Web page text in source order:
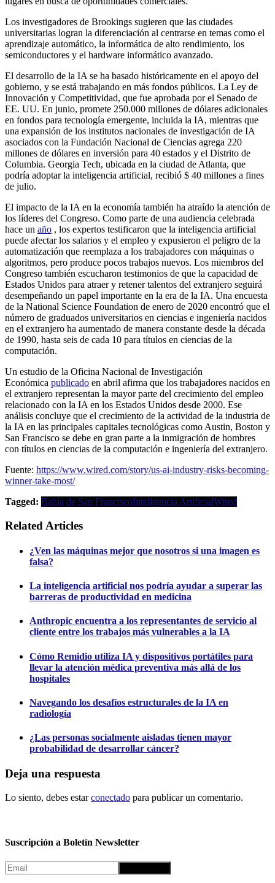
Los investigadores de Brookings sugieren que las ciudades
universitarias logran la diferenciación al centrarse en temas como el
aprendizaje automático, la informática de alto rendimiento, los
semiconductores y el hardware informático avanzado.
El desarrollo de la IA se ha basado históricamente en el apoyo del
gobierno, y se está trabajando en más fondos públicos. La Ley de
Innovación y Competitividad, que fue aprobada por el Senado de
EE. UU. En junio, promete 250.000 millones de dólares adicionales
en fondos para tecnología emergente, incluida la IA, mientras que
una expansión de los institutos nacionales de investigación de IA
asociados con la Fundación Nacional de Ciencias agrega 220
millones de dólares en inversión para 40 estados y el Distrito de
Columbia. Georgia Tech, ubicada en la ciudad de Atlanta, que
podría adoptar la inteligencia artificial, recibió $ 40 millones a fines
de julio.
El impacto de la IA en la economía también ha atraído la atención de
los líderes del Congreso. Como parte de una audiencia celebrada
hace un año , los expertos testificaron que la inteligencia artificial
puede afectar los salarios y el empleo y expusieron el peligro de la
automatización que reemplaza a los trabajadores con máquinas o
algoritmos, pero produce pocos trabajos nuevos. Los miembros del
Congreso también escucharon testimonios de que la capacidad de
Estados Unidos para atraer y retener talentos del extranjero seguirá
desempeñando un papel importante en la era de la IA. Una encuesta
de la National Science Foundation de enero de 2020 encontró que el
número de graduados universitarios en ciencias e ingeniería nacidos
en el extranjero ha aumentado de manera constante desde la década
de 1990, hasta seis de cada 10 para títulos en ciencias de la
computación.
Un estudio de la Oficina Nacional de Investigación
Económica publicado en abril afirma que los trabajadores nacidos en
el extranjero representan la mayor parte del crecimiento del empleo
relacionado con la IA en los Estados Unidos desde 2000. Ese
análisis concluye que el crecimiento de la actividad de la industria de
la IA en las principales capitales tecnológicas como Austin, Boston y
San Francisco se debe en gran parte a la inmigración de hombres
con títulos en ciencias de la computación e ingeniería del extranjero.
Fuente: https://www.wired.com/story/us-ai-industry-risks-becoming-
winner-take-most/
Tagged: Bahía de San FranciscoInteligencia ArtificialWired
Related Articles
¿Ven las máquinas mejor que nosotros si una imagen es
falsa?
La inteligencia artificial nos podría ayudar a superar las
barreras de productividad en medicina
Anthropic encuentra a los representantes de servicio al
cliente entre los trabajos más vulnerables a la IA
Cómo Remidio utiliza IA y dispositivos portátiles para
llevar la atención médica preventiva más allá de los
hospitales
Navegando los desafíos estructurales de la IA en
radiología
¿Las personas socialmente aisladas tienen mayor
probabilidad de desarrollar cáncer?
Deja una respuesta
Lo siento, debes estarconectado para publicar un comentario.
Suscripción a Boletín Newsletter